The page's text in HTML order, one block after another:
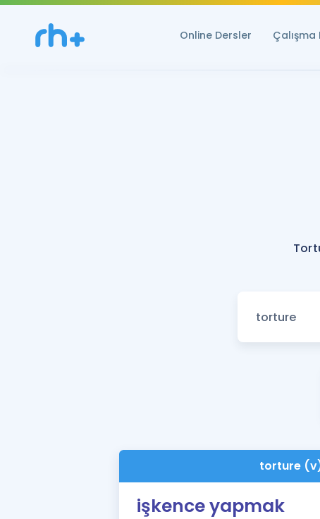
Online Dersler
torture
işkence yapmak